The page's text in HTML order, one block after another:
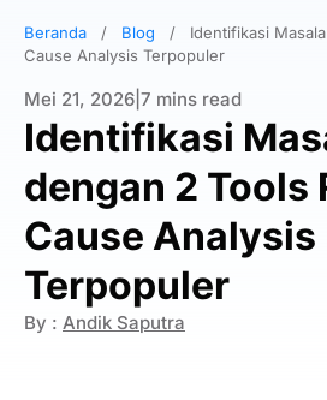
Beranda / Blog /
Identifikasi
Cause Analysis Terpopuler
Mei 21, 2026 7 mins read
Identifikasi
dengan 2 Tools
Cause Analysis
Terpopuler
By : Andik Saputra